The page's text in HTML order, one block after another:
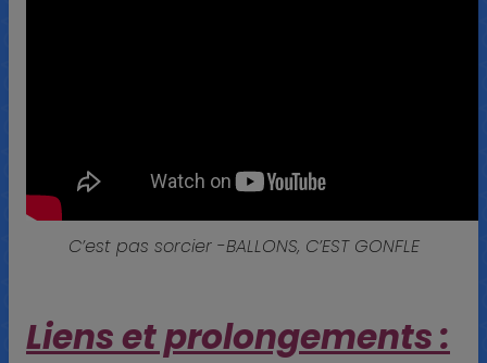
C’est pas sorcier -BALLONS, C’EST GONFLE
Liens et prolongements :